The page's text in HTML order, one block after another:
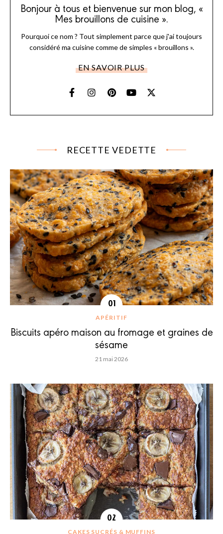
Bonjour à tous et bienvenue sur mon blog, «
Mes brouillons de cuisine ».
Pourquoi ce nom ? Tout simplement parce que j'ai toujours
considéré ma cuisine comme de simples « brouillons ».
EN SAVOIR PLUS
RECETTE VEDETTE
APÉRITIF
Biscuits apéro maison au fromage et graines de
sésame
21 mai 2026
CAKES SUCRÉS & MUFFINS